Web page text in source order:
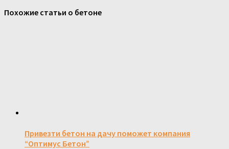
Похожие статьи о бетоне
Привезти бетон на дачу поможет компания
“Оптимус Бетон”